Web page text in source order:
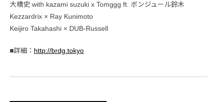
大橋史 with kazami suzuki x Tomggg ft. ボンジュール鈴木
Kezzardrix × Ray Kunimoto
Keijiro Takahashi × DUB-Russell
■詳細： http://brdg.tokyo